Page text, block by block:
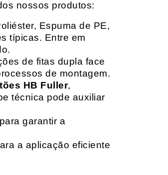
nossos produtos:
Espuma de PE,
típicas. Entre em
de fitas dupla face
de montagem.
HB Fuller,
técnica pode auxiliar
garantir a
a aplicação eficiente